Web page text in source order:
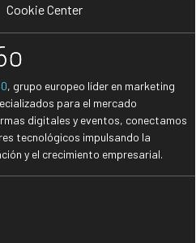
Cookie Center
, grupo europeo líder en marketing
para el mercado
digitales y eventos, conectamos
tecnológicos impulsando la
y el crecimiento empresarial.